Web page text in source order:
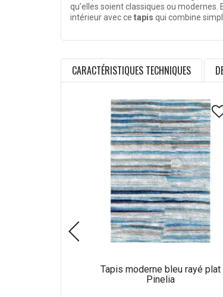
qu’elles soient classiques ou
intérieur avec ce tapis qui combine
CARACTÉRISTIQUES TECHNIQUES
Tapis moderne bleu rayé plat
Pinelia